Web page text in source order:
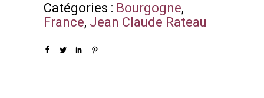
Catégories : Bourgogne,
France, Jean Claude Rateau